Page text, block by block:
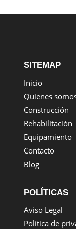
SITEMAP
Inicio
Quienes
Construcción
Rehabilitación
Equipamiento
Contacto
Blog
POLÍTICAS
Aviso Legal
Política de